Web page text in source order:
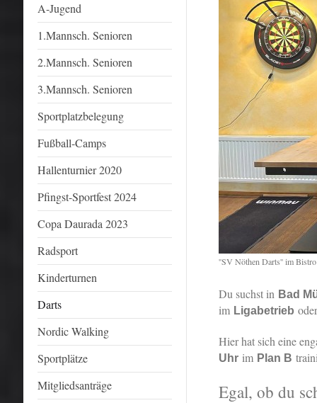
A-Jugend
1.Mannsch. Senioren
2.Mannsch. Senioren
3.Mannsch. Senioren
Sportplatzbelegung
Fußball-Camps
Hallenturnier 2020
Pfingst-Sportfest 2024
Copa Daurada 2023
Radsport
Kinderturnen
Darts
Nordic Walking
Sportplätze
Mitgliedsanträge
''SV Nöthen Darts'' im
Du suchst in Bad
im Ligabetrieb
Hier hat sich eine
Uhrim Plan B
Egal, ob du